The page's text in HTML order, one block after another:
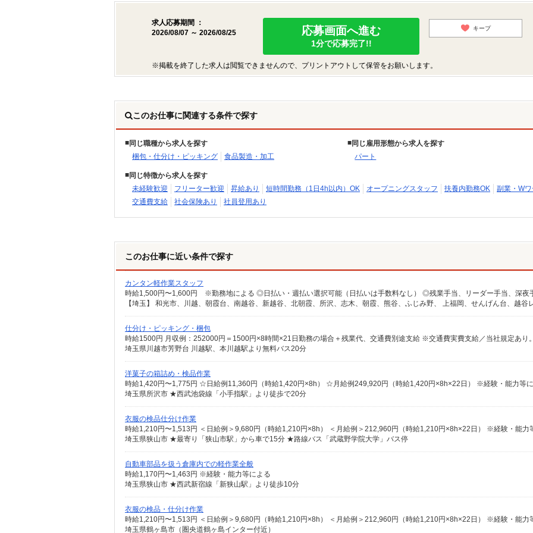
求人応募期間 ：
2026/08/07 ～ 2026/08/25
応募画面へ進む
1分で応募完了!!
キープ
※掲載を終了した求人は閲覧できませんので、プリントアウトして保管をお願いします。
このお仕事に関連する条件で探す
同じ職種から求人を探す
梱包・仕分け・ピッキング
食品製造・加工
同じ雇用形態から求人を探す
パート
同じ特徴から求人を探す
未経験歓迎
フリーター歓迎 昇給あり 短時間勤務（1日4h以内）OK オープニングスタッフ 扶養内勤務OK
副業・W
交通費支給
社会保険あり 社員登用あり
このお仕事に近い条件で探す
カンタン軽作業スタッフ
仕分け・ピッキング・梱包
時給1500円 月収例：252000円＝1500円×8時間×21日勤務の場合＋残業代、交通費別途支給 ※交通費実費支給／当社規定あり
埼玉県川越市芳野台 川越駅、本川越駅より無料バス20分
洋菓子の箱詰め・検品作業
時給1,420円〜1,775円 ☆日給例11,360円（時給1,420円×8h） ☆月給例249,920円（時給1,420円×8h×22日） ※経験・能力等
埼玉県所沢市 ★西武池袋線「小手指駅」より徒歩で20分
衣服の検品仕分け作業
時給1,210円〜1,513円 ＜日給例＞9,680円（時給1,210円×8h） ＜月給例＞212,960円（時給1,210円×8h×22日） ※経験・能力
埼玉県狭山市 ★最寄り「狭山市駅」から車で15分 ★路線バス「武蔵野学院大学」バス停
自動車部品を扱う倉庫内での軽作業全般
時給1,170円〜1,463円 ※経験・能力等による
埼玉県狭山市 ★西武新宿線「新狭山駅」より徒歩10分
衣服の検品・仕分け作業
時給1,210円〜1,513円 ＜日給例＞9,680円（時給1,210円×8h） ＜月給例＞212,960円（時給1,210円×8h×22日） ※経験・能力
埼玉県鶴ヶ島市（圏央道鶴ヶ島インター付近）